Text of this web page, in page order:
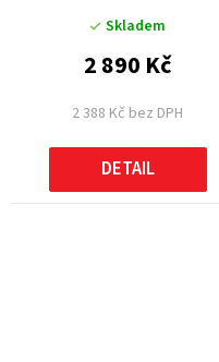
Skladem
2 388 Kč bez DPH
2 890 Kč
DETAIL